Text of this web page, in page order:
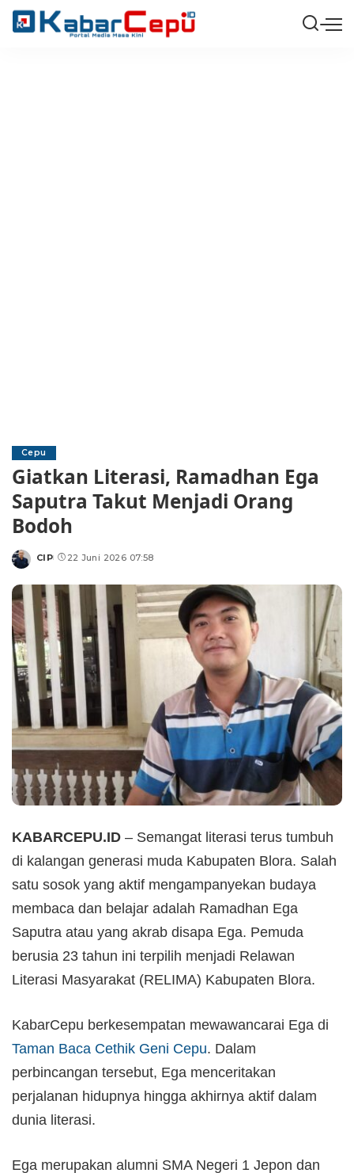
Cepu
Giatkan Literasi, Ramadhan Ega
Saputra Takut Menjadi Orang
Bodoh
Posted
CIP 22 Juni 2026 07:58
KABARCEPU.ID – Semangat literasi terus tumbuh
di kalangan generasi muda Kabupaten Blora. Salah
satu sosok yang aktif mengampanyekan budaya
membaca dan belajar adalah Ramadhan Ega
Saputra atau yang akrab disapa Ega. Pemuda
berusia 23 tahun ini terpilih menjadi Relawan
Literasi Masyarakat (RELIMA) Kabupaten Blora.
KabarCepu berkesempatan mewawancarai Ega di
Taman Baca Cethik Geni Cepu. Dalam
perbincangan tersebut, Ega menceritakan
perjalanan hidupnya hingga akhirnya aktif dalam
dunia literasi.
Ega merupakan alumni SMA Negeri 1 Jepon dan